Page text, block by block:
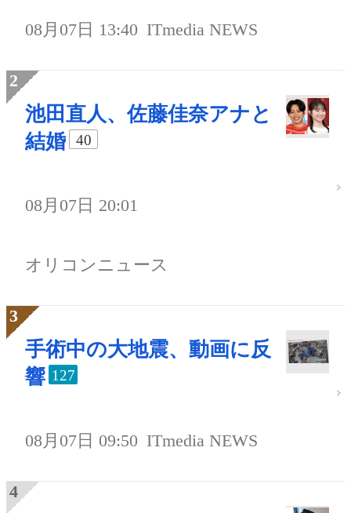
08月07日 13:40 ITmedia NEWS
池田直人、佐藤佳奈アナと
結婚
40
08月07日 20:01
オリコンニュース
手術中の大地震、動画に反
響 127
08月07日 09:50 ITmedia NEWS